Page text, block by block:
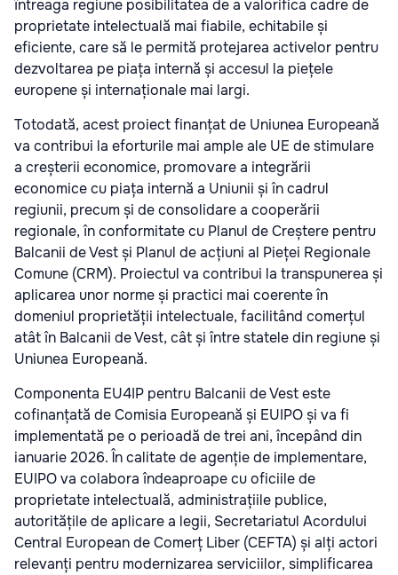
întreaga regiune posibilitatea de a valorifica cadre de
proprietate intelectuală mai fiabile, echitabile și
eficiente, care să le permită protejarea activelor pentru
dezvoltarea pe piața internă și accesul la piețele
europene și internaționale mai largi.
Totodată, acest proiect finanțat de Uniunea Europeană
va contribui la eforturile mai ample ale UE de stimulare
a creșterii economice, promovare a integrării
economice cu piața internă a Uniunii și în cadrul
regiunii, precum și de consolidare a cooperării
regionale, în conformitate cu Planul de Creștere pentru
Balcanii de Vest și Planul de acțiuni al Pieței Regionale
Comune (CRM). Proiectul va contribui la transpunerea și
aplicarea unor norme și practici mai coerente în
domeniul proprietății intelectuale, facilitând comerțul
atât în Balcanii de Vest, cât și între statele din regiune și
Uniunea Europeană.
Componenta EU4IP pentru Balcanii de Vest este
cofinanțată de Comisia Europeană și EUIPO și va fi
implementată pe o perioadă de trei ani, începând din
ianuarie 2026. În calitate de agenție de implementare,
EUIPO va colabora îndeaproape cu oficiile de
proprietate intelectuală, administrațiile publice,
autoritățile de aplicare a legii, Secretariatul Acordului
Central European de Comerț Liber (CEFTA) și alți actori
relevanți pentru modernizarea serviciilor, simplificarea